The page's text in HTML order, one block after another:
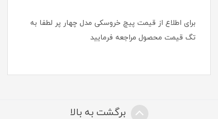
برای اطلاع از قیمت پیچ خروسکی مدل چهار پر لطفا به
تگ قیمت محصول مراجعه فرمایید
برگشت به بالا